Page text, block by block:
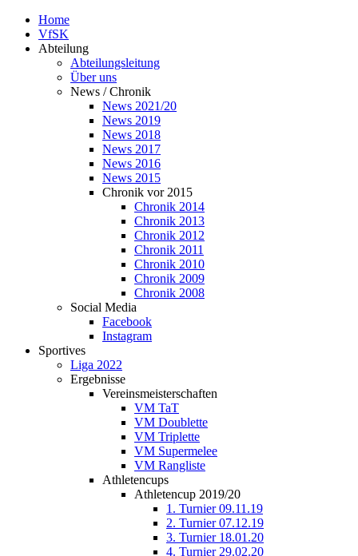
Home
VfSK
Abteilung
Abteilungsleitung
Über uns
News / Chronik
News 2021/20
News 2019
News 2018
News 2017
News 2016
News 2015
Chronik vor 2015
Chronik 2014
Chronik 2013
Chronik 2012
Chronik 2011
Chronik 2010
Chronik 2009
Chronik 2008
Social Media
Facebook
Instagram
Sportives
Liga 2022
Ergebnisse
Vereinsmeisterschaften
VM TaT
VM Doublette
VM Triplette
VM Supermelee
VM Rangliste
Athletencups
Athletencup 2019/20
1. Turnier 09.11.19
2. Turnier 07.12.19
3. Turnier 18.01.20
4. Turnier 29.02.20